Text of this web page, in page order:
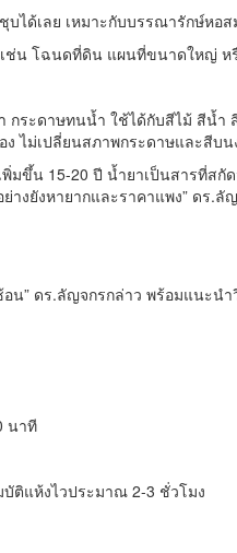
ได้เลย เหมาะกับบรรณารักษ์ห
น โฉนดที่ดิน แผนที่ขนาดใหญ่ ห
ระดาษทนน้ำ ใช้ได้กับสีไม้ สีน้
ไม่เปลี่ยนสภาพกระดาษและสี
ขึ้น 15-20 ปี น้ำยาเป็นสารที่ส
งยังหายากและราคาแพง” ดร.
น” ดร.ลัญจกรกล่าว พร้อมแน
นาที
ติแห้งไวประมาณ 2-3 ชั่วโมง